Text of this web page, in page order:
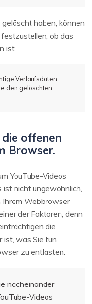
haben, können
festzustellen, ob das
ist.
Verlaufsdaten
den gelöschten
die offenen
Browser.
YouTube-Videos
ist nicht ungewöhnlich,
Ihrem Webbrowser
der Faktoren, denn
die
ist, was Sie tun
zu entlasten.
nacheinander
Videos